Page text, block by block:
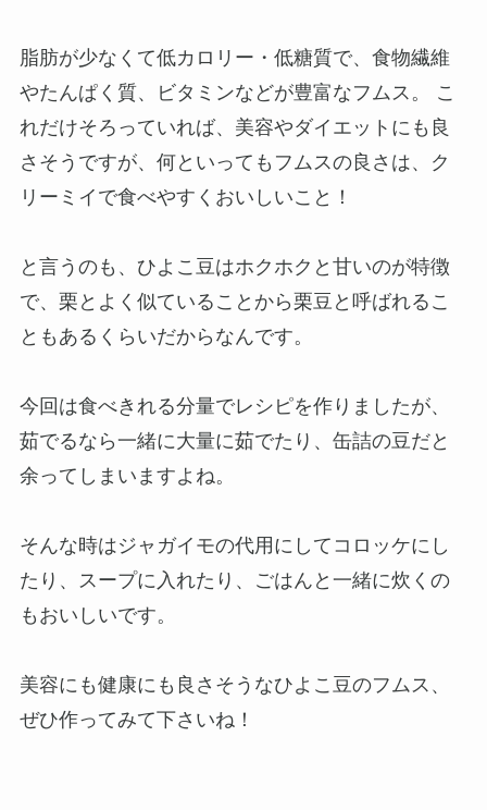
脂肪が少なくて低カロリー・低糖質で、食物繊維
やたんぱく質、ビタミンなどが豊富なフムス。 こ
れだけそろっていれば、美容やダイエットにも良
さそうですが、何といってもフムスの良さは、ク
リーミイで食べやすくおいしいこと！
と言うのも、ひよこ豆はホクホクと甘いのが特徴
で、栗とよく似ていることから栗豆と呼ばれるこ
ともあるくらいだからなんです。
今回は食べきれる分量でレシピを作りましたが、
茹でるなら一緒に大量に茹でたり、缶詰の豆だと
余ってしまいますよね。
そんな時はジャガイモの代用にしてコロッケにし
たり、スープに入れたり、ごはんと一緒に炊くの
もおいしいです。
美容にも健康にも良さそうなひよこ豆のフムス、
ぜひ作ってみて下さいね！